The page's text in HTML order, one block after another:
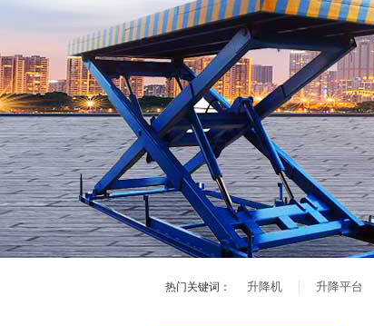
热门关键词： 升降机 升降平台